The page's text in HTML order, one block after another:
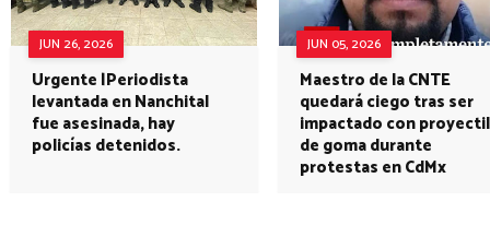
JUN 26, 2026
Urgente |Periodista
levantada en Nanchital
fue asesinada, hay
policías detenidos.
JUN 05, 2026
Maestro de la CNTE
quedará ciego tras ser
impactado con proyectil
de goma durante
protestas en CdMx